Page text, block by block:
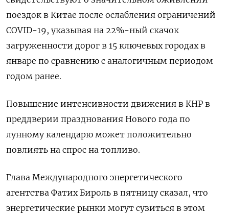
поездок в Китае после ослабления ограничений
COVID-19, указывая на 22%-ный скачок
загруженности дорог в 15 ключевых городах в
январе по сравнению с аналогичным периодом
годом ранее.
Повышение интенсивности движения в КНР в
преддверии празднования Нового года по
лунному календарю может положительно
повлиять на спрос на топливо.
Глава Международного энергетического
агентства Фатих Бироль в пятницу сказал, что
энергетические рынки могут сузиться в этом